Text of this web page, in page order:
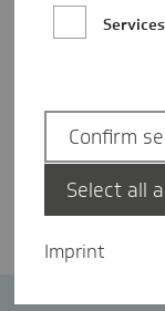
Services
Imprint
Confirm
Select all